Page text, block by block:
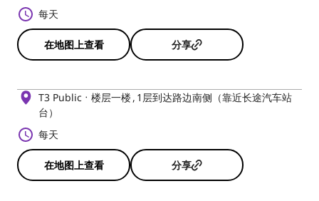
每天
在地图上查看 分享
T3 Public 楼层一楼 1层到达路边南侧（靠近长途汽车站
台）
每天
在地图上查看 分享